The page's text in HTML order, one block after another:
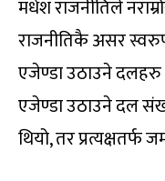
मधेश राजनीतिले
राजनीतिकै असर
एजेण्डा उठाउने दलहरु
एजेण्डा उठाउने दल
थियो, तर प्रत्यक्षतर्फ